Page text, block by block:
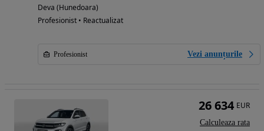
Deva (Hunedoara)
Profesionist • Reactualizat
Profesionist Vezi anunțurile
26 634 EUR
Calculeaza rata